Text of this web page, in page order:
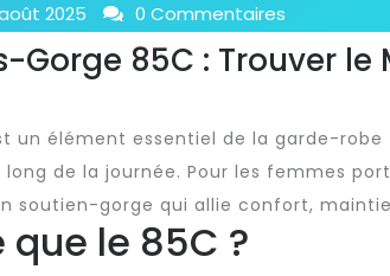
2025 0 Commentaires
Gorge 85C : Trouver le
un élément essentiel de la garde-
de la journée. Pour les femmes
soutien-gorge qui allie confort,
que le 85C ?